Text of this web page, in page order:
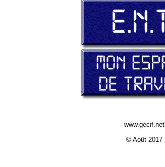
www.gecif.net
© Août 2017